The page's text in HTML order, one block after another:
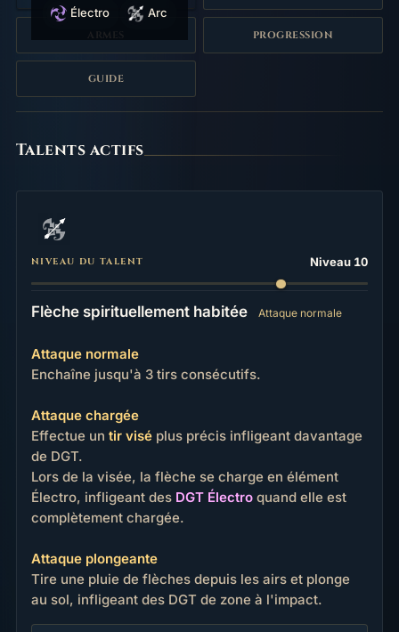
PROGRESSION
GUIDE
Talents
Talents actifs
NIVEAU DU TALENT Niveau 10
Flèche spirituellement habitée Attaque normale
Attaque normale
Enchaîne jusqu'à 3 tirs consécutifs.
Attaque chargée
Effectue un tir viséplus précis infligeant davantage
de DGT.
Lors de la visée, la flèche se charge en élément
Électro, infligeant des DGT Électroquand elle est
complètement chargée.
Attaque plongeante
Tire une pluie de flèches depuis les airs et plonge
au sol, infligeant des DGT de zone à l'impact.
Électro Arc